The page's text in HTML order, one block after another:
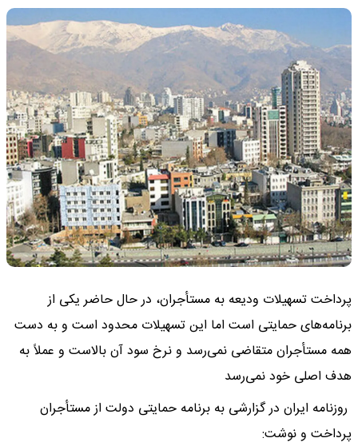
پرداخت تسهیلات ودیعه به مستأجران، در حال حاضر یکی از
برنامه‌های حمایتی است اما این تسهیلات محدود است و به دست
همه مستأجران متقاضی نمی‌رسد و نرخ سود آن بالاست و عملاً به
هدف اصلی خود نمی‌رسد
روزنامه ایران در گزارشی به برنامه حمایتی دولت از مستأجران
پرداخت و نوشت: